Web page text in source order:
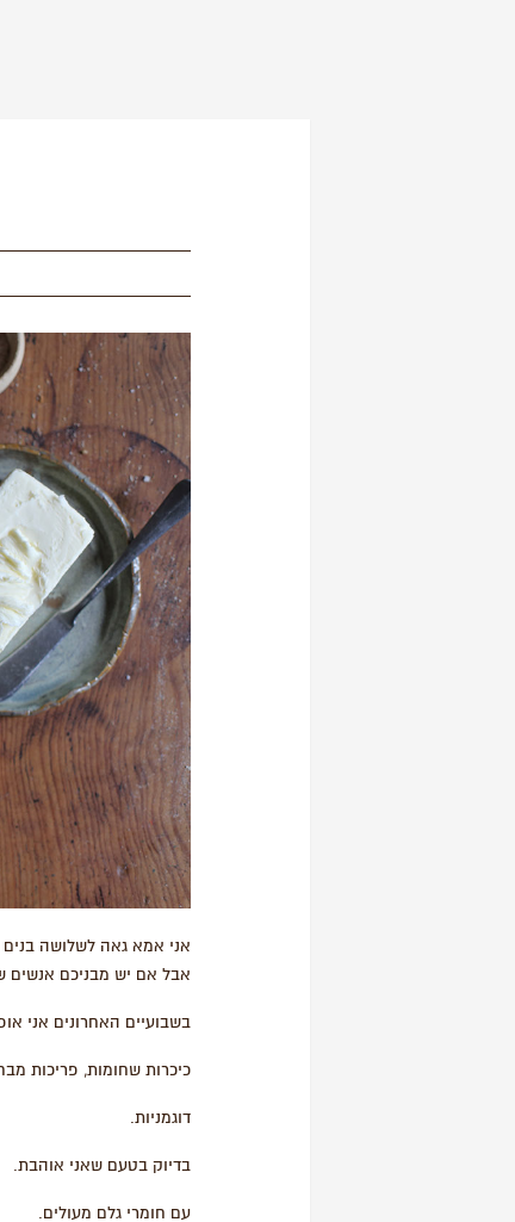
אני אמא גאה לשלושה בנים
אבל אם יש מבניכם אנשים
בשבועיים האחרונים אני
כיכרות שחומות, פריכות
דוגמניות.
בדיוק בטעם שאני אוהבת.
עם חומרי גלם מעולים.